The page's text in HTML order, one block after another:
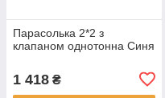
Парасолька 2*2 з
клапаном однотонна Синя
1 418 ₴